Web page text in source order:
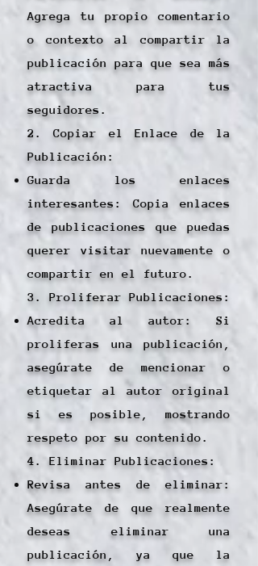
Agrega tu propio comentario
o contexto al compartir la
publicación para que sea más
atractiva para tus
seguidores.
2. Copiar el Enlace de la
Publicación:
Guarda los enlaces
interesantes: Copia enlaces
de publicaciones que puedas
querer visitar nuevamente o
compartir en el futuro.
3. Proliferar Publicaciones:
Acredita al autor: Si
proliferas una publicación,
asegúrate de mencionar o
etiquetar al autor original
si es posible, mostrando
respeto por su contenido.
4. Eliminar Publicaciones:
Revisa antes de eliminar:
Asegúrate de que realmente
deseas eliminar una
publicación, ya que la